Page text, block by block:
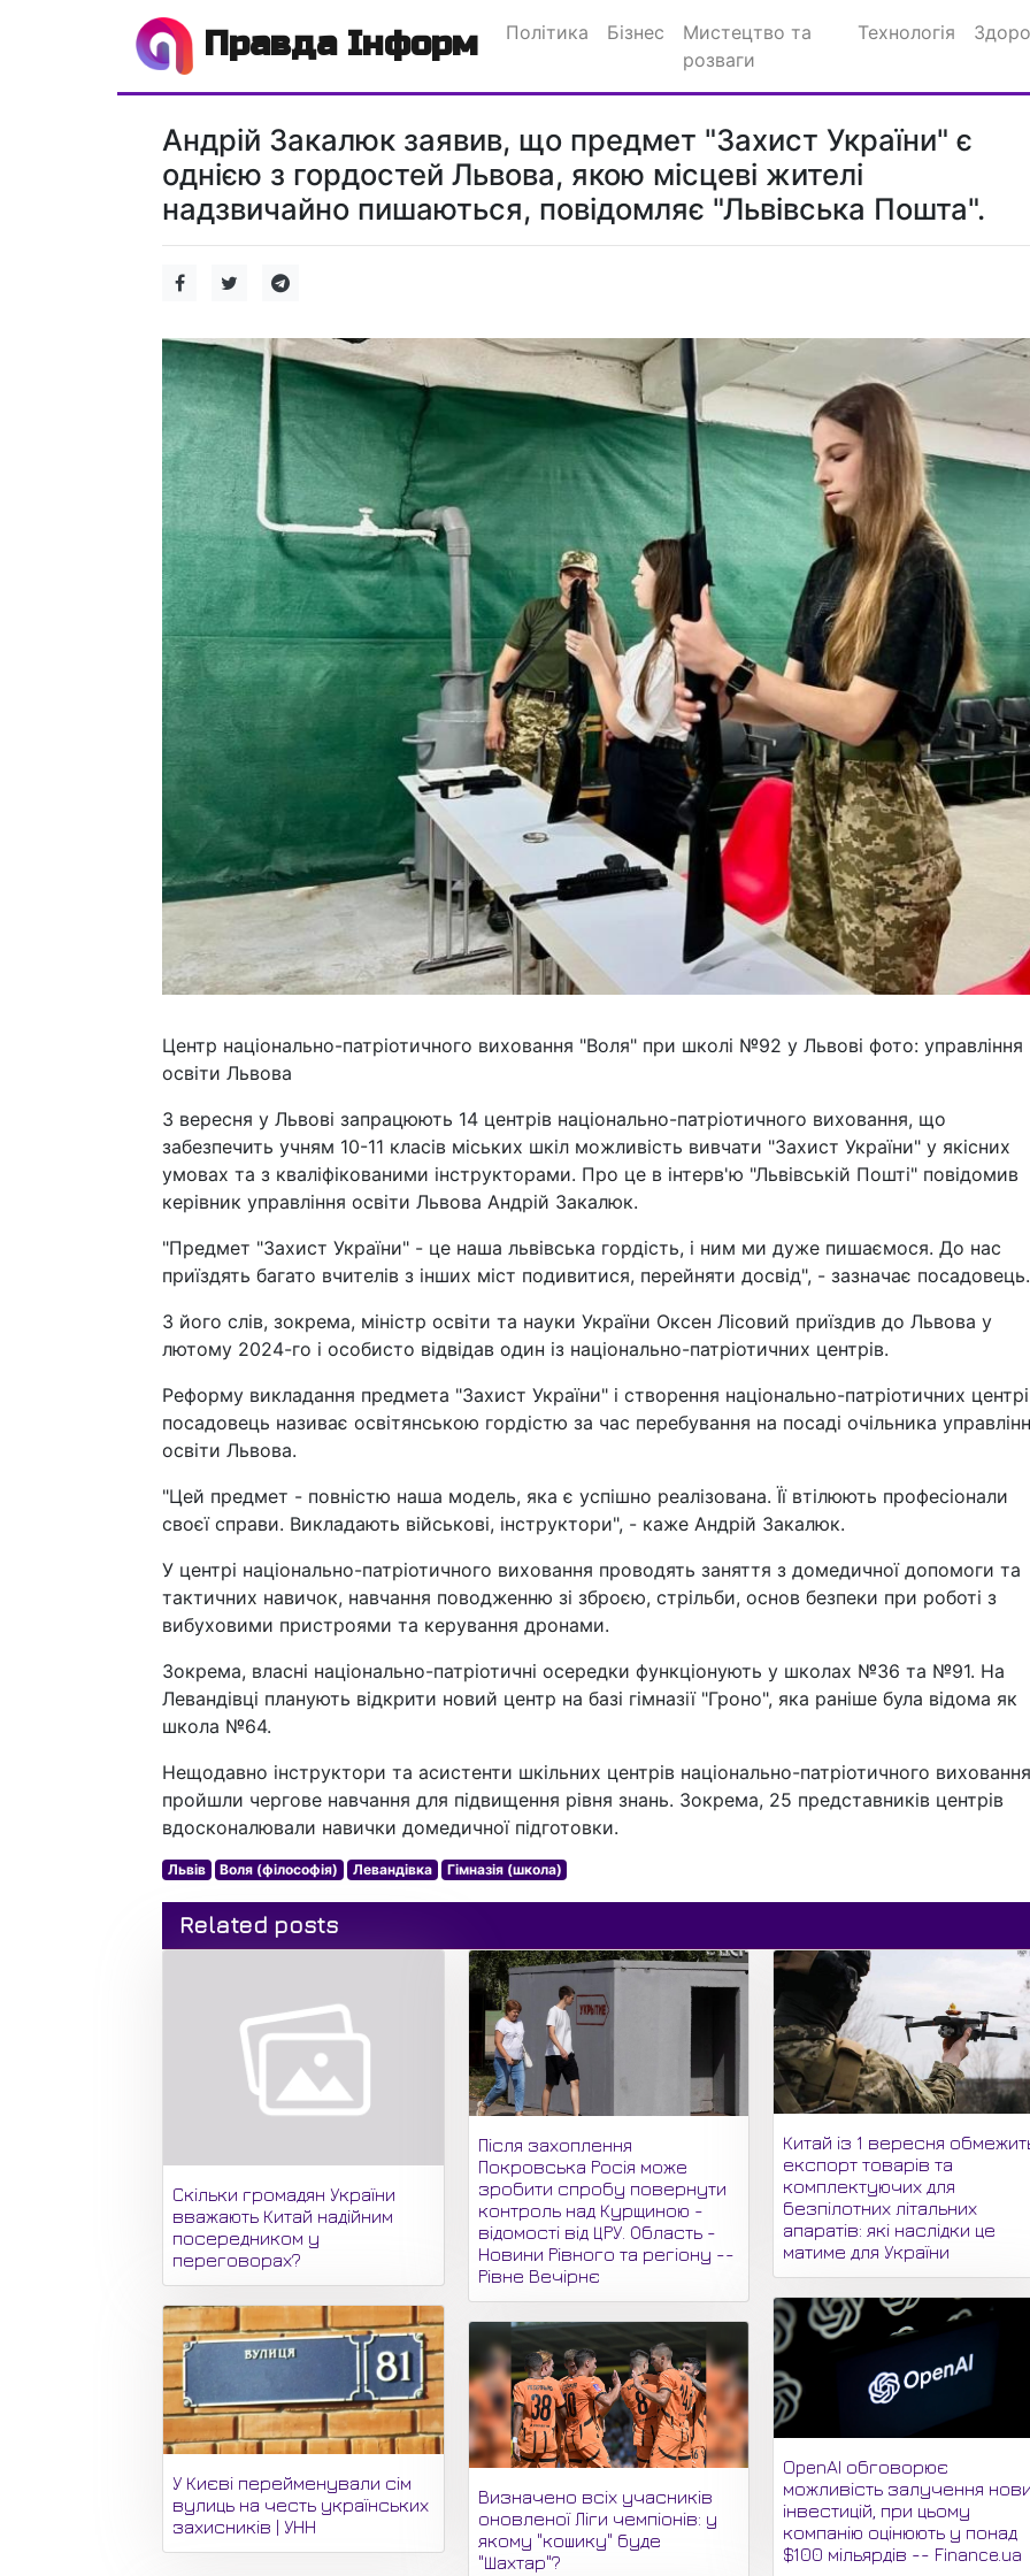
Правда Інформ Політика Бізнес
Мистецтво та
розваги
Технологія
Андрій Закалюк заявив, що предмет "Захист України" є
однією з гордостей Львова, якою місцеві жителі
надзвичайно пишаються, повідомляє "Львівська Пошта".
Центр національно-патріотичного виховання "Воля" при школі №92 у Львові фото: управління
освіти Львова
З вересня у Львові запрацюють 14 центрів національно-патріотичного виховання, що
забезпечить учням 10-11 класів міських шкіл можливість вивчати "Захист України" у якісних
умовах та з кваліфікованими інструкторами. Про це в інтерв'ю "Львівській Пошті" повідомив
керівник управління освіти Львова Андрій Закалюк.
"Предмет "Захист України" - це наша львівська гордість, і ним ми дуже пишаємося. До нас
приїздять багато вчителів з інших міст подивитися, перейняти досвід", - зазначає посадовець.
З його слів, зокрема, міністр освіти та науки України Оксен Лісовий приїздив до Львова у
лютому 2024-го і особисто відвідав один із національно-патріотичних центрів.
Реформу викладання предмета "Захист України" і створення національно-патріотичних
посадовець називає освітянською гордістю за час перебування на посаді очільника
освіти Львова.
"Цей предмет - повністю наша модель, яка є успішно реалізована. Її втілюють професіонали
своєї справи. Викладають військові, інструктори", - каже Андрій Закалюк.
У центрі національно-патріотичного виховання проводять заняття з домедичної допомоги та
тактичних навичок, навчання поводженню зі зброєю, стрільби, основ безпеки при роботі з
вибуховими пристроями та керування дронами.
Зокрема, власні національно-патріотичні осередки функціонують у школах №36 та №91. На
Левандівці планують відкрити новий центр на базі гімназії "Гроно", яка раніше була відома як
школа №64.
Нещодавно інструктори та асистенти шкільних центрів національно-патріотичного виховання
пройшли чергове навчання для підвищення рівня знань. Зокрема, 25 представників центрів
вдосконалювали навички домедичної підготовки.
Львів Воля (філософія) Левандівка Гімназія (школа)
Related posts
Скільки громадян України
вважають Китай надійним
посередником у
переговорах?
У Києві перейменували сім
вулиць на честь українських
захисників | УНН
Після захоплення
Покровська Росія може
зробити спробу повернути
контроль над Курщиною -
відомості від ЦРУ. Область -
Новини Рівного та регіону --
Рівне Вечірнє
Визначено всіх учасників
оновленої Ліги чемпіонів: у
якому "кошику" буде
"Шахтар"?
Китай із 1 вересня
експорт товарів та
комплектуючих для
безпілотних літальних
апаратів: які наслідки це
матиме для України
OpenAI обговорює
можливість залучення
інвестицій, при цьому
компанію оцінюють у понад
$100 мільярдів -- Finance.ua